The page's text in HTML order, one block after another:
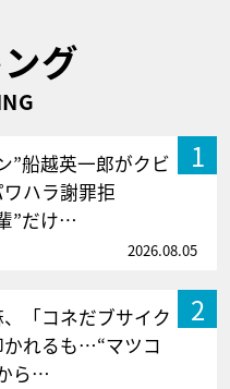
グ
1
”船越英一郎がクビ
ハラ謝罪拒
”だけ…
2026.08.05
2
「コネだブサイク
かれるも…“マツコ
ら…